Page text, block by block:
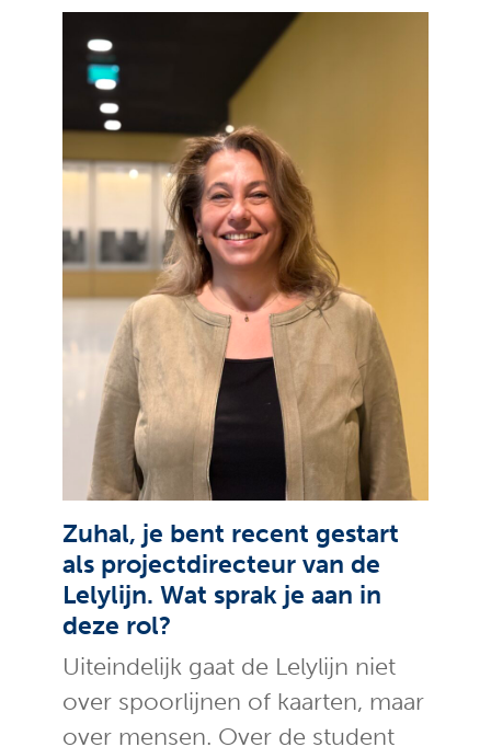
Zuhal, je bent recent gestart
als projectdirecteur van de
Lelylijn. Wat sprak je aan in
deze rol?
Uiteindelijk gaat de Lelylijn niet
over spoorlijnen of kaarten, maar
over mensen. Over de student